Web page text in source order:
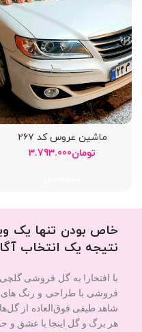
ماشین عروس کد ۲۶۷
تومان3.793.000
خاص بودن تنها یک
نتیجه یک انتخاب
با افتخار! به گل فروشی
فروشی با طراحی و رنگ
شاهد طیفی فوق‌العاده از
هر برگ و گل اینجا با عشق و